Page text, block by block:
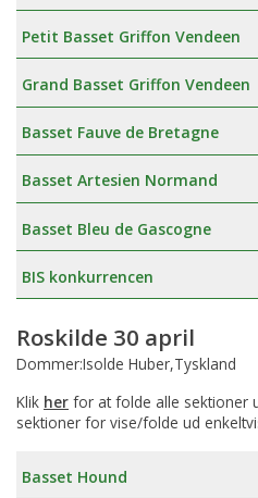
Petit Basset Griffon Vendeen
Grand Basset Griffon Vendeen
Basset Fauve de Bretagne
Basset Artesien Normand
Basset Bleu de Gascogne
BIS konkurrencen
Roskilde 30 april
Dommer:Isolde Huber,Tyskland
Klik her for at folde alle sektioner
sektioner for vise/folde ud
Basset Hound